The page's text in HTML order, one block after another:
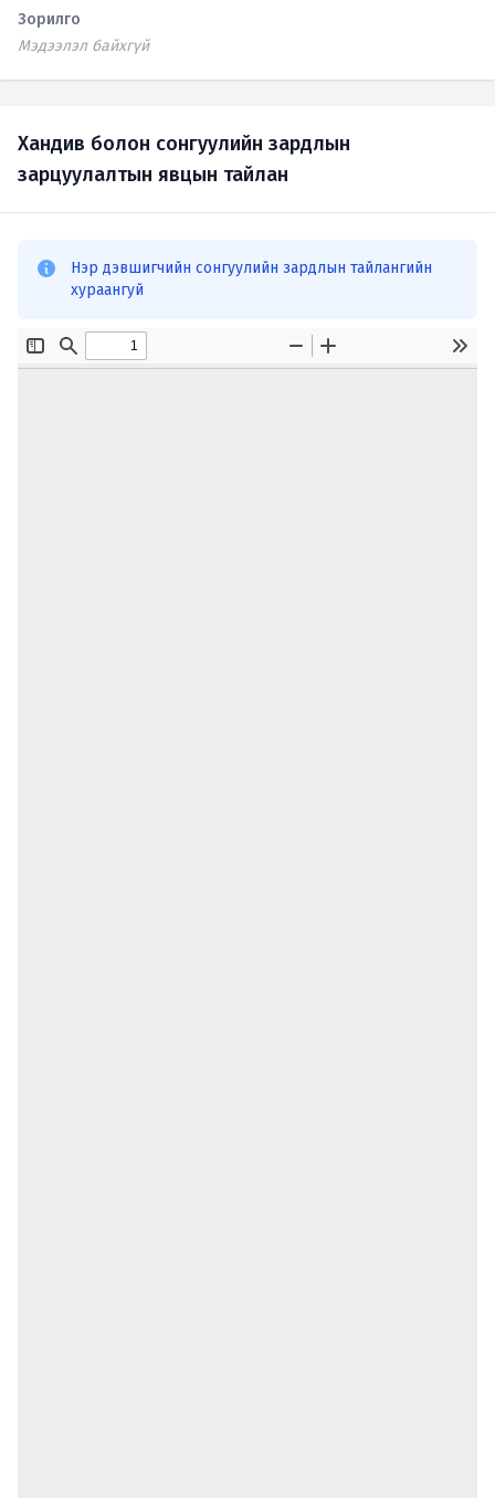
Зорилго
Мэдээлэл байхгүй
Хандив болон сонгуулийн зардлын
зарцуулалтын явцын тайлан
Нэр дэвшигчийн сонгуулийн зардлын тайлангийн
хураангуй